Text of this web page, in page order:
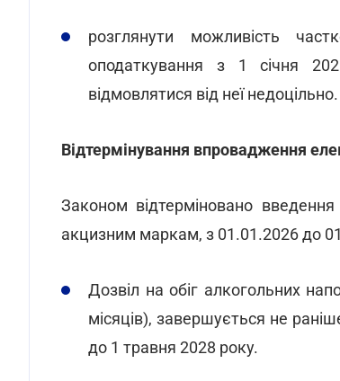
розглянути можливість
оподаткування з 1 січня
відмовлятися від неї недоцільно.
Відтермінування впровадження
Законом відтерміновано
акцизним маркам, з 01.01.2026 до
Дозвіл на обіг алкогольних
місяців), завершується не
до 1 травня 2028 року.